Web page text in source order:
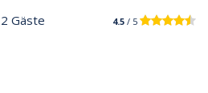
Gäste 4.5 / 5